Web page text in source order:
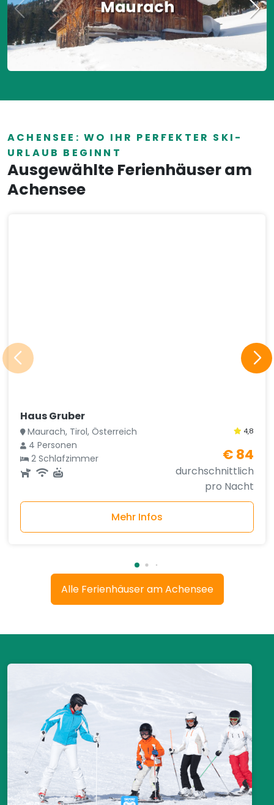
Maurach
ACHENSEE: WO IHR PERFEKTER SKI-
URLAUB BEGINNT
Ausgewählte Ferienhäuser am
Achensee
Haus Gruber
Maurach, Tirol, Österreich 4,8
4 Personen
2 Schlafzimmer
€ 84
durchschnittlich
pro Nacht
Mehr Infos
Alle Ferienhäuser am Achensee